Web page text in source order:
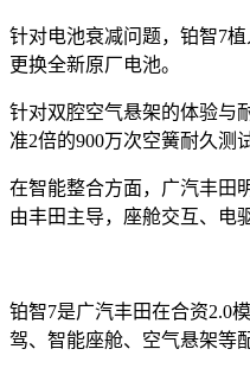
针对电池衰减问题，铂智7
更换全新原厂电池。
针对双腔空气悬架的体验与
准2倍的900万次空簧耐久测
在智能整合方面，广汽丰田
由丰田主导，座舱交互、电
铂智7是广汽丰田在合资2.0
驾、智能座舱、空气悬架等